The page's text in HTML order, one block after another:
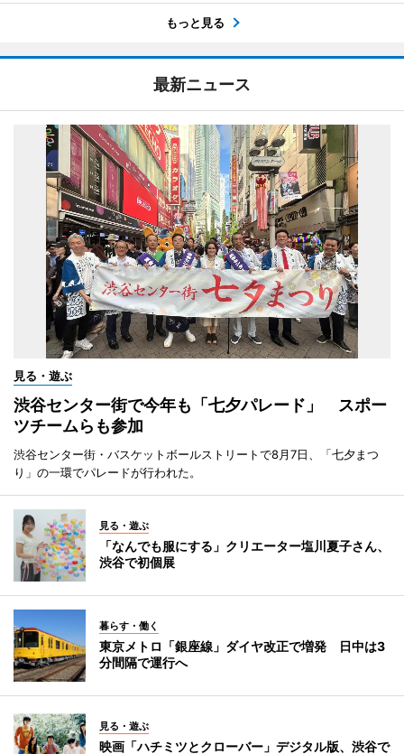
もっと見る
最新ニュース
見る・遊ぶ
渋谷センター街で今年も「七夕パレード」 スポー
ツチームらも参加
渋谷センター街・バスケットボールストリートで8月7日、「七夕まつ
り」の一環でパレードが行われた。
見る・遊ぶ
「なんでも服にする」クリエーター塩川夏子さん、
渋谷で初個展
暮らす・働く
東京メトロ「銀座線」ダイヤ改正で増発 日中は3
分間隔で運行へ
見る・遊ぶ
映画「ハチミツとクローバー」デジタル版、渋谷で